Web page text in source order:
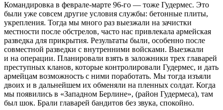
Командировка в феврале-марте 96-го — тоже Гудермес. Это
были уже совсем другие условия службы: бетонные плиты,
укрепления. Тогда мы много раз выезжали на зачистки
местности после обстрелов, часто нас привлекала армейская
разведка для прикрытия. Результаты были, особенно после
совместной разведки с внутренними войсками. Выезжали
и на операции. Планировали взять в заложники трех главарей
преступных кланов, которые контролировали Гудермес, и дать
армейцам возможность с ними поработать. Мы тогда изъяли
двоих и в дальнейшем их обменяли на пленных солдат. Когда
мы появились в «Западном Берлине», (район Гудермеса), там
был шок. Брали главарей бандитов без звука, спокойно.